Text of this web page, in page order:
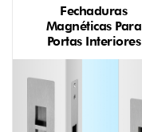
Fechaduras
Magnéticas Para
Portas Interiores